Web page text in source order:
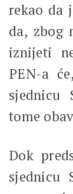
rekao da
da, zbog
iznijeti
PEN-a
sjednicu
tome
Dok
sjednicu